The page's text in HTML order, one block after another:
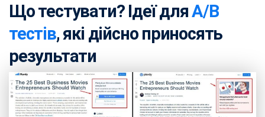
Що тестувати? Ідеї дляA/B
тестів, які дійсно приносять
результати